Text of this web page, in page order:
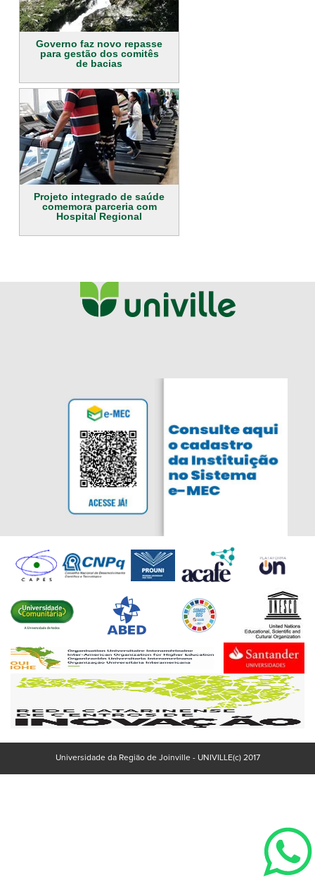
Governo faz novo repasse
para gestão dos comitês
de bacias
Projeto integrado de saúde
comemora parceria com
Hospital Regional
Universidade da Região de Joinville - UNIVILLE(c) 2017